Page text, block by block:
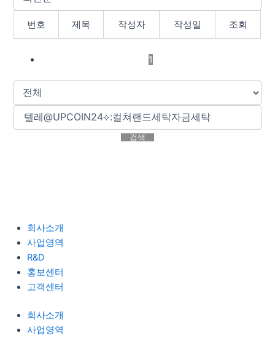
번호 제목 작성자 작성일 조회
1
검색
회사소개
사업영역
R&D
홍보센터
고객센터
회사소개
사업영역